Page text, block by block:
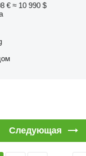
€ ≈ 10 990 $
Следующая